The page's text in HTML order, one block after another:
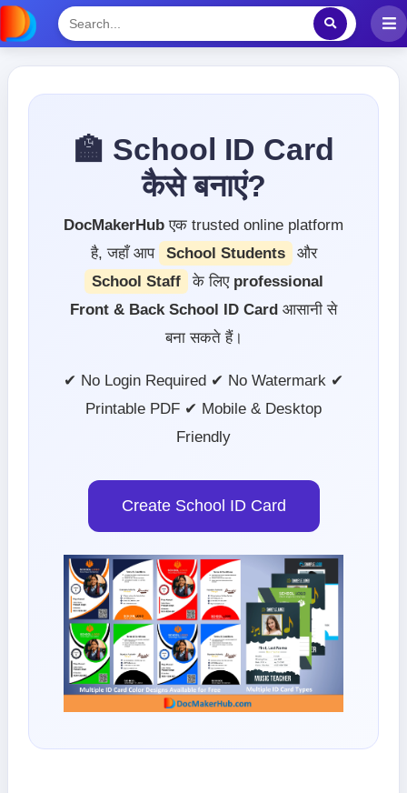
🏫 School ID Card
कैसे बनाएं?
DocMakerHub एक trusted online platform
है, जहाँ आप
School Students
और
School Staff
के लिए professional
Front & Back School ID Card आसानी से
बना सकते हैं।
✔ No Login Required ✔ No Watermark ✔
Printable PDF ✔ Mobile & Desktop
Friendly
Create School ID Card